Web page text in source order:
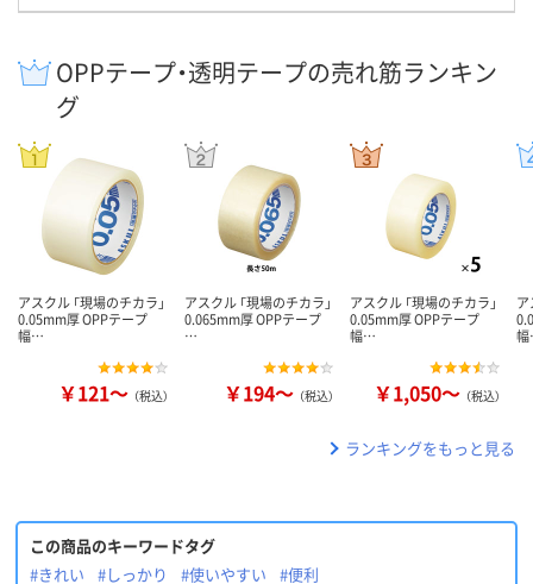
OPPテープ・透明テープの売れ筋ランキン
グ
アスクル 「現場のチカラ」
0.05mm厚 OPPテープ
幅…
￥121～ （税込）
アスクル 「現場のチカラ」
0.065mm厚 OPPテープ
…
￥194～ （税込）
アスクル 「現場のチカラ」
0.05mm厚 OPPテープ
幅…
￥1,050～ （税込）
ア
ランキングをもっと見る
この商品のキーワードタグ
#きれい
#しっかり #使いやすい #便利